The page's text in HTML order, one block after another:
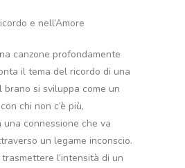
e nell’Amore
canzone profondamente
il tema del ricordo di una
brano si sviluppa come un
chi non c’è più,
una connessione che va
un legame inconscio.
l’intensità di un